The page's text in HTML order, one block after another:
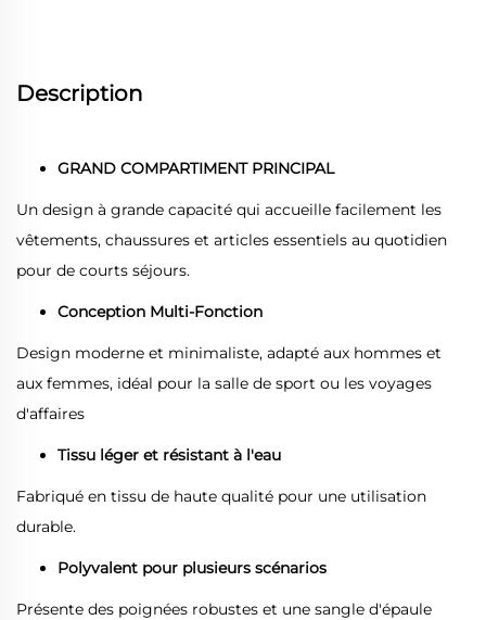
Description
GRAND COMPARTIMENT PRINCIPAL
Un design à grande capacité qui accueille facilement les
vêtements, chaussures et articles essentiels au quotidien
pour de courts séjours.
Conception Multi-Fonction
Design moderne et minimaliste, adapté aux hommes et
aux femmes, idéal pour la salle de sport ou les voyages
d'affaires
Tissu léger et résistant à l'eau
Fabriqué en tissu de haute qualité pour une utilisation
durable.
Polyvalent pour plusieurs scénarios
Présente des poignées robustes et une sangle d'épaule